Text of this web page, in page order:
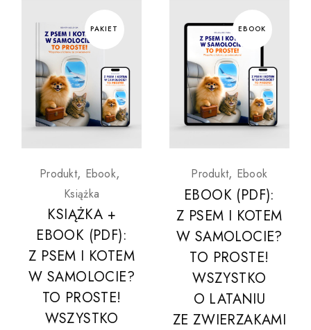
Produkt Ebook
Książka
KSIĄŻKA +
EBOOK (PDF):
Z PSEM I KOTEM
W SAMOLOCIE?
TO PROSTE!
WSZYSTKO
Produkt Ebook
EBOOK (PDF):
Z PSEM I KOTEM
W SAMOLOCIE?
TO PROSTE!
WSZYSTKO
O LATANIU
ZE ZWIERZAKAMI